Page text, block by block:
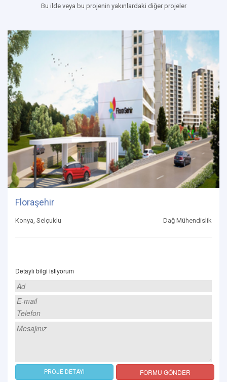
Bu ilde veya bu projenin yakınlardaki diğer projeler
Floraşehir
Konya, Selçuklu Dağ Mühendislik
Detaylı bilgi istiyorum
PROJE DETAYI FORMU GÖNDER